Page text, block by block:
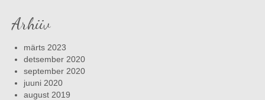
Arhiiv
märts 2023
detsember 2020
september 2020
juuni 2020
august 2019